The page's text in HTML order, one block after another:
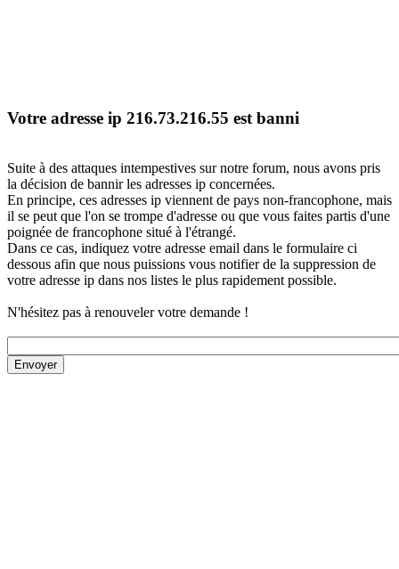
Votre adresse ip 216.73.216.55 est banni
Suite à des attaques intempestives sur notre forum, nous avons pris
la décision de bannir les adresses ip concernées.
En principe, ces adresses ip viennent de pays non-francophone, mais
il se peut que l'on se trompe d'adresse ou que vous faites partis d'une
poignée de francophone situé à l'étrangé.
Dans ce cas, indiquez votre adresse email dans le formulaire ci
dessous afin que nous puissions vous notifier de la suppression de
votre adresse ip dans nos listes le plus rapidement possible.
N'hésitez pas à renouveler votre demande !